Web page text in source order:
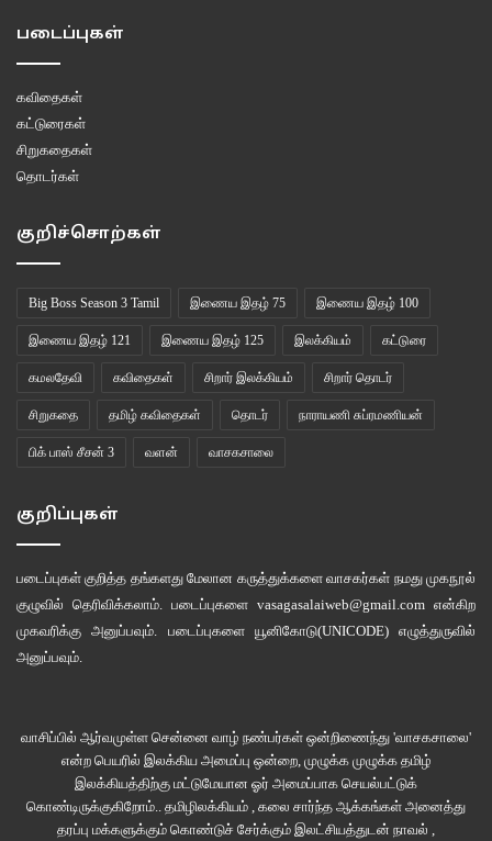
படைப்புகள்
கவிதைகள்
கட்டுரைகள்
சிறுகதைகள்
தொடர்கள்
குறிச்சொற்கள்
Big Boss Season 3 Tamil இணைய இதழ் 75 இணைய இதழ் 100
இணைய இதழ் 121 இணைய இதழ் 125 இலக்கியம் கட்டுரை
கமலதேவி கவிதைகள் சிறார் இலக்கியம் சிறார் தொடர்
சிறுகதை தமிழ் கவிதைகள் தொடர் நாராயணி சுப்ரமணியன்
பிக் பாஸ் சீசன் 3 வளன் வாசகசாலை
குறிப்புகள்
படைப்புகள் குறித்த தங்களது மேலான கருத்துக்களை வாசகர்கள் நமது முகநூல்
குழுவில் தெரிவிக்கலாம். படைப்புகளை vasagasalaiweb@gmail.com என்கிற
முகவரிக்கு அனுப்பவும். படைப்புகளை யூனிகோடு(UNICODE)எழுத்துருவில்
அனுப்பவும்.
வாசிப்பில் ஆர்வமுள்ள சென்னை வாழ் நண்பர்கள் ஒன்றிணைந்து 'வாசகசாலை'
என்ற பெயரில் இலக்கிய அமைப்பு ஒன்றை, முழுக்க முழுக்க தமிழ்
இலக்கியத்திற்கு மட்டுமேயான ஓர் அமைப்பாக செயல்பட்டுக்
கொண்டிருக்குகிறோம்.. தமிழிலக்கியம் , கலை சார்ந்த ஆக்கங்கள் அனைத்து
தரப்பு மக்களுக்கும் கொண்டுச் சேர்க்கும் இலட்சியத்துடன் நாவல் ,